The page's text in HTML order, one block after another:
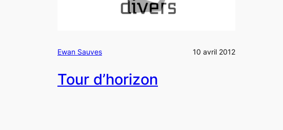
Ewan Sauves 10 avril 2012
Tour d’horizon